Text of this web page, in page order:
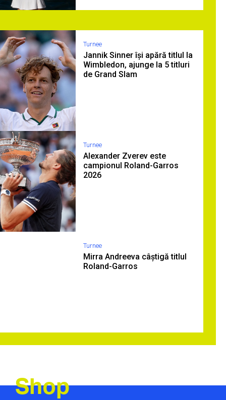
Turnee
Jannik Sinner își apără titlul la
Wimbledon, ajunge la 5 titluri
de Grand Slam
Turnee
Alexander Zverev este
campionul Roland-Garros
2026
Turnee
Mirra Andreeva câștigă titlul
Roland-Garros
Shop